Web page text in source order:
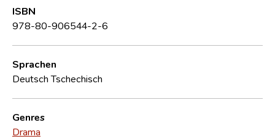
ISBN
978-80-906544-2-6
Sprachen
DeutschTschechisch
Genres
Drama